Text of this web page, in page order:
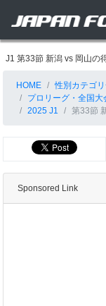
J1 第33節 新潟 vs 岡山の
HOME 性別カテゴ
プロリーグ・全国
2025 J1
第33節
Sponsored Link